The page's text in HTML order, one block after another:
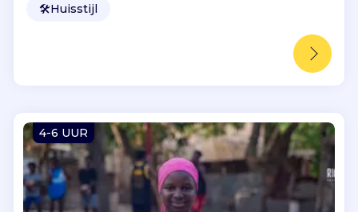
🛠️Huisstijl
4-6 UUR